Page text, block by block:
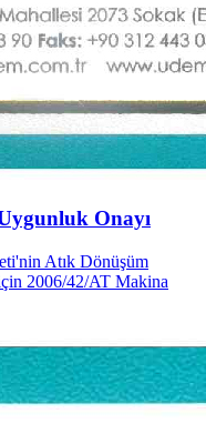
Onayı
Atık Dönüşüm
2006/42/AT Makina